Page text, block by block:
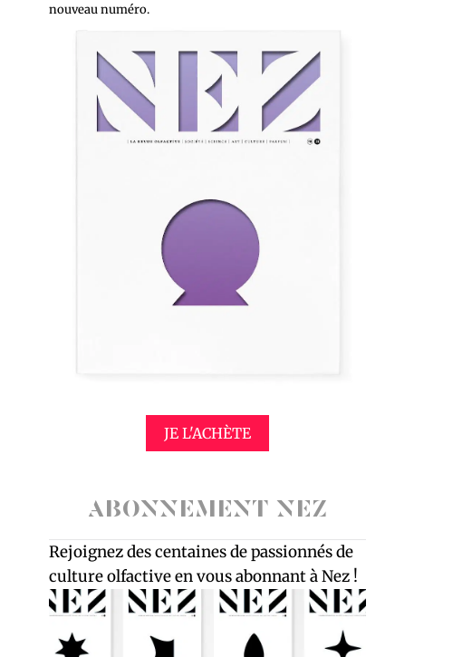
nouveau numéro.
JE L'ACHÈTE
ABONNEMENT NEZ
Rejoignez des centaines de passionnés de
culture olfactive en vous abonnant à Nez !